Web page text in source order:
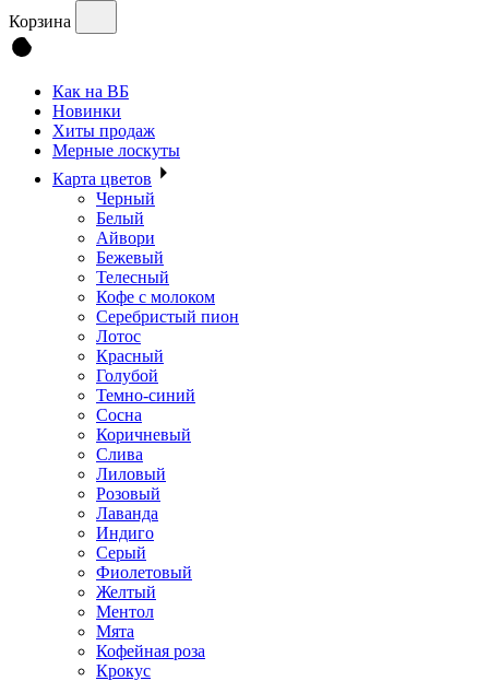
Корзина
Как на ВБ
Новинки
Хиты продаж
Мерные лоскуты
Карта цветов
Черный
Белый
Айвори
Бежевый
Телесный
Кофе с молоком
Серебристый пион
Лотос
Красный
Голубой
Темно-синий
Сосна
Коричневый
Слива
Лиловый
Розовый
Лаванда
Индиго
Серый
Фиолетовый
Желтый
Ментол
Мята
Кофейная роза
Крокус